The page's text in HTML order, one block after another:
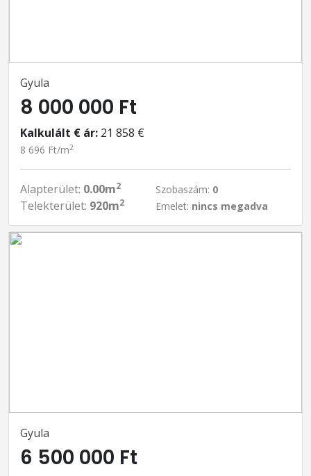
Gyula
8 000 000 Ft
Kalkulált € ár: 21 858 €
8 696 Ft/m2
Alapterület: 0.00m2
Telekterület: 920m2
Szobaszám: 0
Emelet: nincs megadva
Gyula
6 500 000 Ft